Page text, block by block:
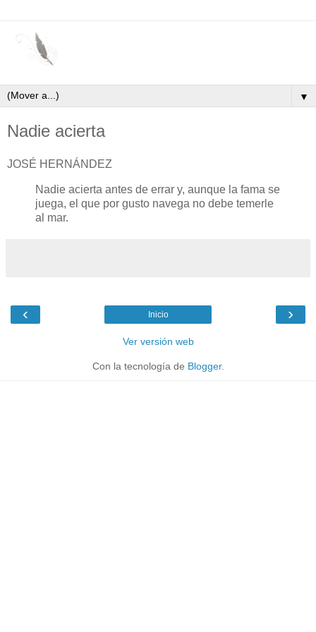
▼
Nadie acierta
JOSÉ HERNÁNDEZ
Nadie acierta antes de errar y, aunque la fama se
juega, el que por gusto navega no debe temerle
al mar.
‹ ›
Inicio
Ver versión web
Con la tecnología de Blogger.